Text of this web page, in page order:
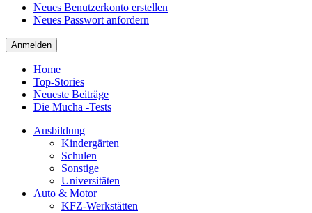
Neues Benutzerkonto erstellen
Neues Passwort anfordern
Home
Top-Stories
Neueste Beiträge
Die Mucha -Tests
Ausbildung
Kindergärten
Schulen
Sonstige
Universitäten
Auto & Motor
KFZ-Werkstätten